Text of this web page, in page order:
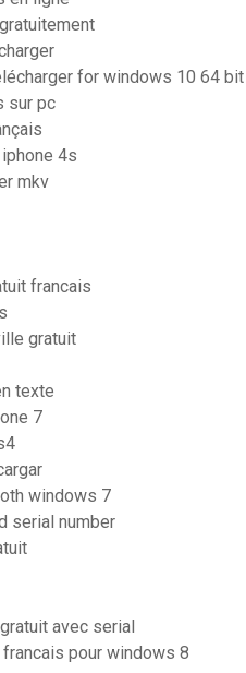
for windows 10 64 bit
sur pc
4s
mkv
francais
gratuit
texte
7
windows 7
serial number
avec serial
pour windows 8